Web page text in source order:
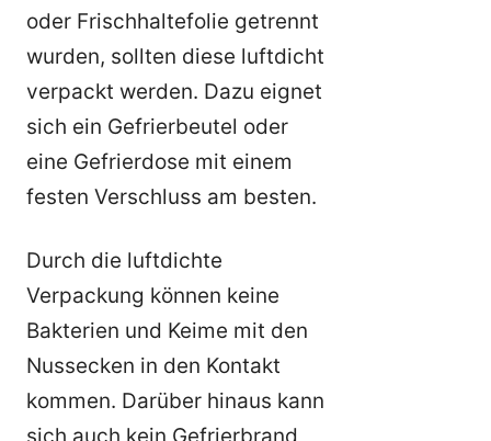
oder Frischhaltefolie getrennt
wurden, sollten diese luftdicht
verpackt werden. Dazu eignet
sich ein Gefrierbeutel oder
eine Gefrierdose mit einem
festen Verschluss am besten.
Durch die luftdichte
Verpackung können keine
Bakterien und Keime mit den
Nussecken in den Kontakt
kommen. Darüber hinaus kann